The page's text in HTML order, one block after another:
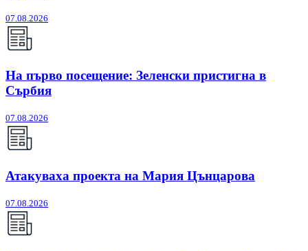
07.08.2026
На първо посещение: Зеленски пристигна в
Сърбия
07.08.2026
Атакуваха проекта на Мария Цънцарова
07.08.2026